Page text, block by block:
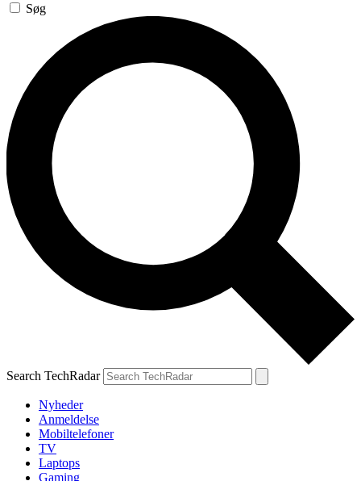
Søg
Search TechRadar
Nyheder
Anmeldelse
Mobiltelefoner
TV
Laptops
Gaming